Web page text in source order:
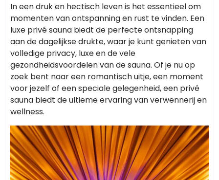
In een druk en hectisch leven is het essentieel om
momenten van ontspanning en rust te vinden. Een
luxe privé sauna biedt de perfecte ontsnapping
aan de dagelijkse drukte, waar je kunt genieten van
volledige privacy, luxe en de vele
gezondheidsvoordelen van de sauna. Of je nu op
zoek bent naar een romantisch uitje, een moment
voor jezelf of een speciale gelegenheid, een privé
sauna biedt de ultieme ervaring van verwennerij en
wellness.